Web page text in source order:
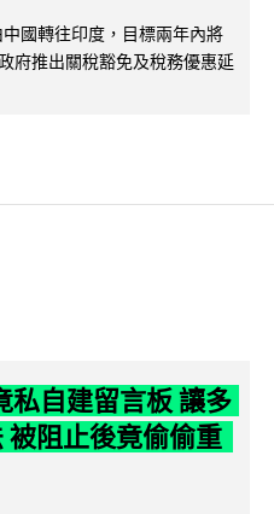
國轉往印度，目標兩年內將
府推出關稅豁免及稅務優惠延
私自建留言板 讓多
被阻止後竟偷偷重